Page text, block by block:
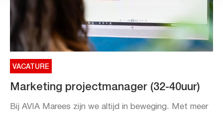
VACATURE
Marketing projectmanager (32-40uur)
Bij AVIA Marees zijn we altijd in beweging. Met meer